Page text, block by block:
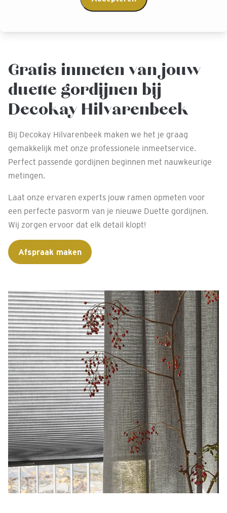
Gratis inmeten van jouw
duette gordijnen bij
Decokay Hilvarenbeek
Bij Decokay Hilvarenbeek maken we het je graag
gemakkelijk met onze professionele inmeetservice.
Perfect passende gordijnen beginnen met nauwkeurige
metingen.
Laat onze ervaren experts jouw ramen opmeten voor
een perfecte pasvorm van je nieuwe Duette gordijnen.
Wij zorgen ervoor dat elk detail klopt!
Afspraak maken